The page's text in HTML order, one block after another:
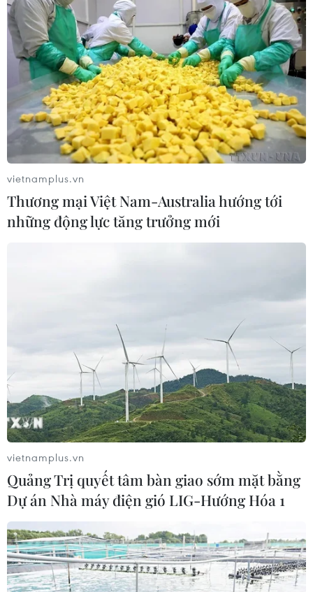
vietnamplus.vn
Thương mại Việt Nam-Australia hướng tới
những động lực tăng trưởng mới
vietnamplus.vn
Quảng Trị quyết tâm bàn giao sớm mặt bằng
Dự án Nhà máy điện gió LIG-Hướng Hóa 1